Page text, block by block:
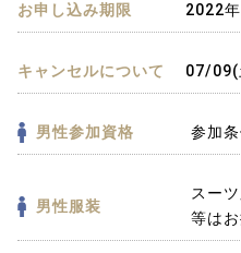
お申し込み期限 2022
キャンセルについて 07/09(
男性参加資格 参加
男性服装
スー
等はお